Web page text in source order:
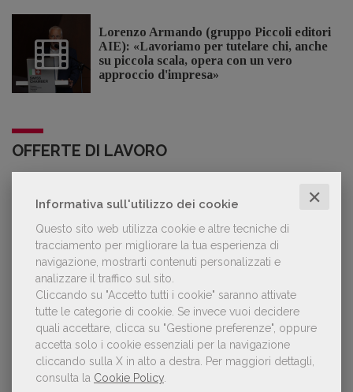
Informativa sull'utilizzo dei cookie ✕
Questo sito web utilizza cookie e altre tecniche di
tracciamento per migliorare la tua esperienza di
navigazione, mostrarti contenuti personalizzati e
analizzare il traffico sul sito.
Cliccando su "Accetto tutti i cookie" saranno attivate
tutte le categorie di cookie. Se invece vuoi decidere
quali accettare, clicca su "Gestione preferenze", oppure
accetta solo i cookie essenziali per la navigazione
cliccando sulla X in alto a destra.
Per maggiori dettagli,
consulta la Cookie Policy
Lorenzo Armando (gruppo Piccoli editori
AIE): «Lavoriamo per tutelare chi, anche
su piccola scala, opera con un vero
approccio d'impresa»
OFFERTE DI LAVORO
Lavoro: 7 posizioni aperte e 9 stage in
LE PIÙ LETTE
Forse è il momento di cambiare prospettiva
sull’intelligenza artificiale